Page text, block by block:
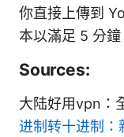
你直接上傳到
本以滿足 5 分鐘
Sources:
大陆好用vpn：
进制转十进制：